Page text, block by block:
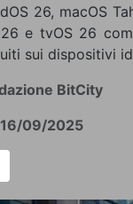
26, macOS
e tvOS 26
sui dispositivi
BitCity
16/09/2025